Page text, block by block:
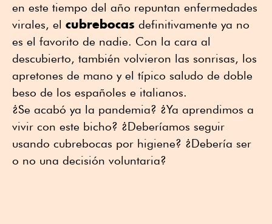
en este tiempo del año repuntan enfermedades
virales, el cubrebocas definitivamente ya no
es el favorito de nadie. Con la cara al
descubierto, también volvieron las sonrisas, los
apretones de mano y el típico saludo de doble
beso de los españoles e italianos.
¿Se acabó ya la pandemia? ¿Ya aprendimos a
vivir con este bicho? ¿Deberíamos seguir
usando cubrebocas por higiene? ¿Debería ser
o no una decisión voluntaria?